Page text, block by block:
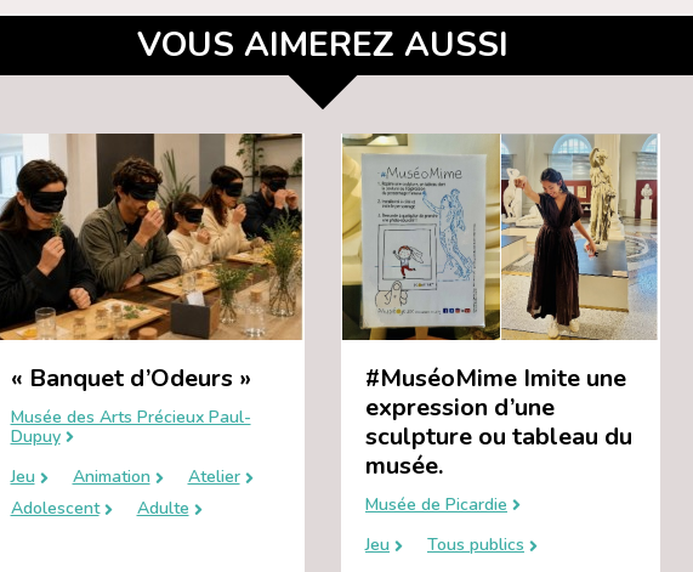
VOUS AIMEREZ AUSSI
« Banquet d’Odeurs »
Musée des Arts Précieux Paul-
Dupuy
Jeu
Animation
Atelier
Adolescent
Adulte
#MuséoMime Imite une
expression d’une
sculpture ou tableau du
musée.
Musée de Picardie
Jeu
Tous publics